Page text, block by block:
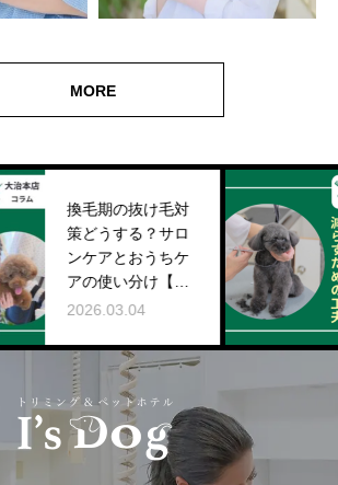
MORE
換毛期の抜け毛対
策どうする？サロ
ンケアとおうちケ
アの使い分け【大
治本店コラム】
2026.03.04